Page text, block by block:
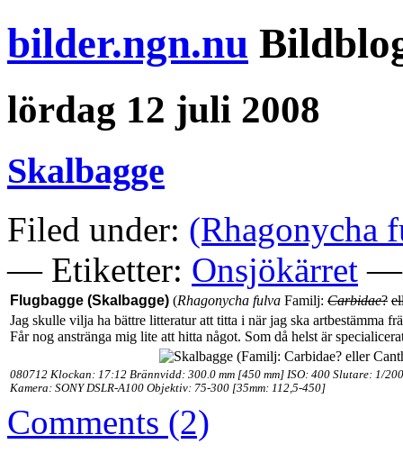
bilder.ngn.nu
lördag 12 juli 2008
Skalbagge
Filed under: (Rhagonycha
— Etiketter: Onsjökärret —
Flugbagge (Skalbagge) (Rhagonycha fulva Familj: Carbidae?
Jag skulle vilja ha bättre litteratur att titta i när jag ska artbestämma
Får nog anstränga mig lite att hitta något. Som då helst är
080712 Klockan: 17:12 Brännvidd: 300.0 mm [450 mm] ISO: 400 Slutare: 1/
Kamera: SONY DSLR-A100 Objektiv: 75-300 [35mm: 112,5-450]
Comments (2)